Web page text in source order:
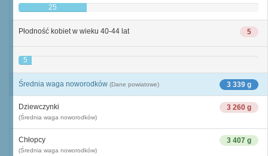
25
5
Płodność kobiet w wieku 40-44 lat
5
3 339 g
Średnia waga noworodków (Dane powiatowe)
3 260 g
Dziewczynki
(Średnia waga noworodków)
3 407 g
Chłopcy
(Średnia waga noworodków)